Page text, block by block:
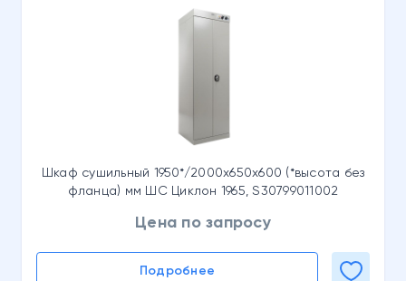
Шкаф сушильный 1950*/2000x650x600 (*высота без
фланца) мм ШС Циклон 1965, S30799011002
Цена по запросу
Подробнее